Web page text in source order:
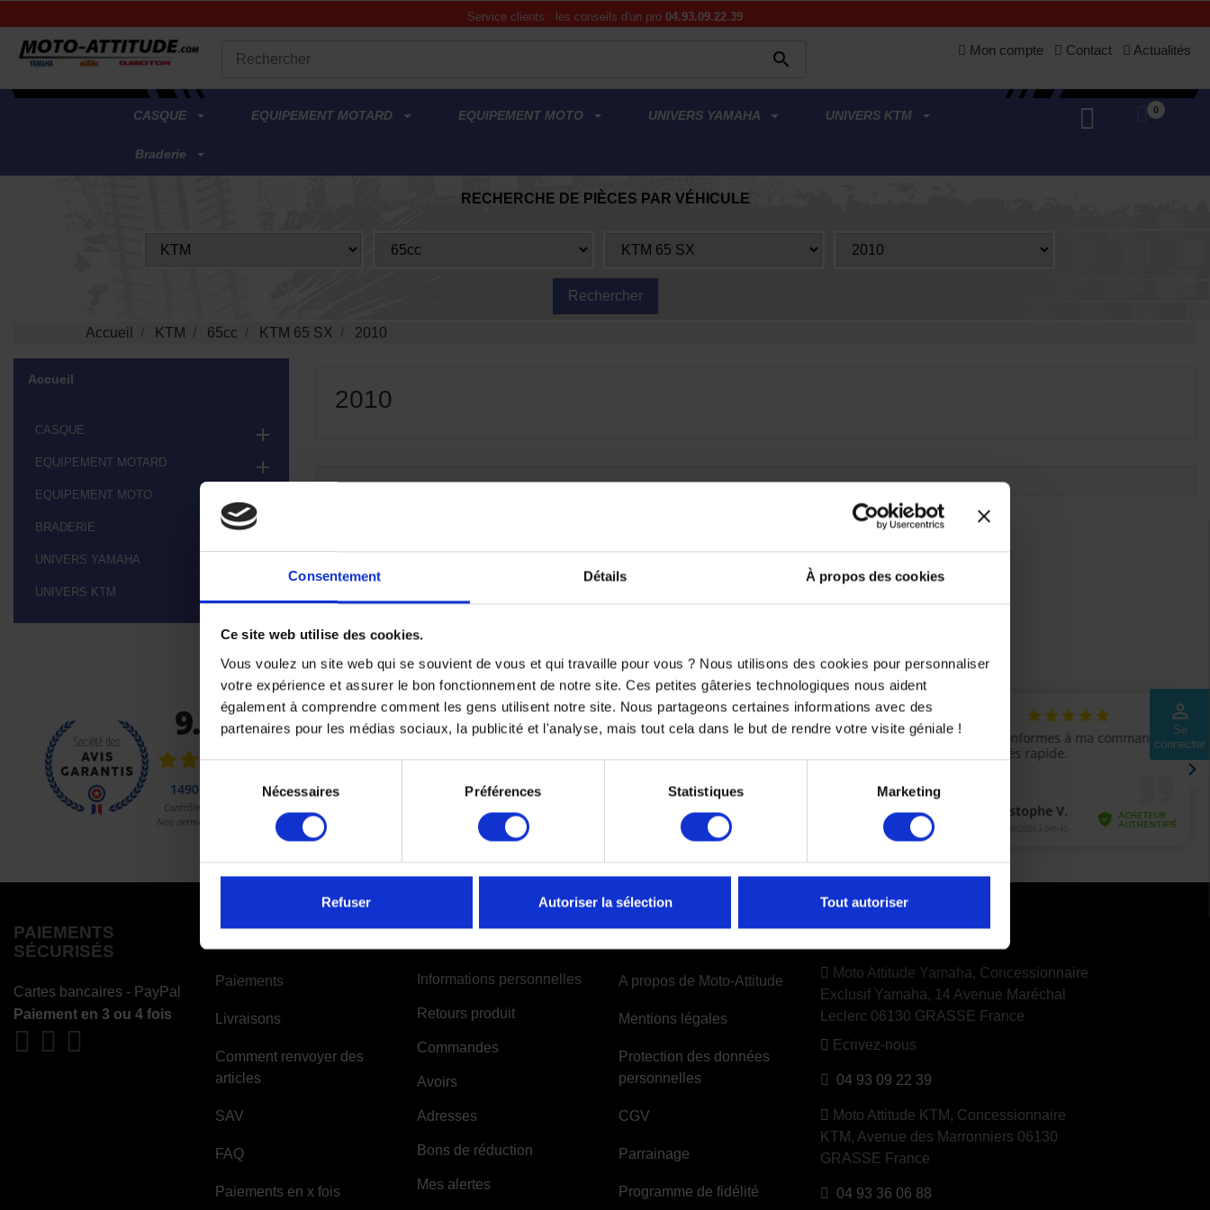
Consentement Détails À propos des cookies
Ce site web utilise des cookies.
Vous voulez un site web qui se souvient de vous et qui travaille pour vous ? Nous utilisons des cookies pour personnaliser
votre expérience et assurer le bon fonctionnement de notre site. Ces petites gâteries technologiques nous aident
également à comprendre comment les gens utilisent notre site. Nous partageons certaines informations avec des
partenaires pour les médias sociaux, la publicité et l'analyse, mais tout cela dans le but de rendre votre visite géniale !
consentement
Nécessaires Préférences Statistiques Marketing
Refuser Autoriser la sélection Tout autoriser
perm_identity
Se
connecter
Service clients : les conseils d'un pro 04.93.09.22.39
 Mon compte Contact Actualités
.
CASQUE EQUIPEMENT MOTARD EQUIPEMENT MOTO UNIVERS YAMAHA UNIVERS KTM
Braderie
0
RECHERCHE DE PIÈCES PAR VÉHICULE
Accueil KTM 65cc KTM 65 SX 2010
Accueil
CASQUE 
EQUIPEMENT MOTARD 
EQUIPEMENT MOTO
BRADERIE 
UNIVERS YAMAHA
UNIVERS KTM 
2010
Restez à l'écoute ! D'autres produits seront affichés ici au fur et à mesure qu'ils seront ajoutés.
PAIEMENTS
SÉCURISÉS
Cartes bancaires - PayPal
Paiement en 3 ou 4 fois
COMMANDES
Paiements
Livraisons
Comment renvoyer des
articles
SAV
FAQ
Paiements en x fois
VOTRE COMPTE
Informations personnelles
Retours produit
Commandes
Avoirs
Adresses
Bons de réduction
Mes alertes
INFORMATIONS
A propos de Moto-Attitude
Mentions légales
Protection des données
personnelles
CGV
Parrainage
Programme de fidélité
CONTACTEZ NOUS
Moto Attitude Yamaha, Concessionnaire
Exclusif Yamaha, 14 Avenue Maréchal
Leclerc 06130 GRASSE France
Ecrivez-nous
04 93 09 22 39
Moto Attitude KTM, Concessionnaire
KTM, Avenue des Marronniers 06130
GRASSE France
04 93 36 06 88